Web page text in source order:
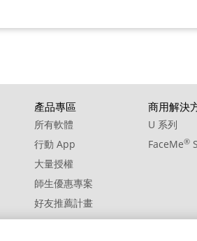
16. Sound Effect
17. Sound Effect -
18. Sound Effect
19. Sound Effect
20. Sound Effect
產品專區
所有軟體
行動 App
大量授權
師生優惠專案
好友推薦計畫
商用解決
U 系列
FaceMe®